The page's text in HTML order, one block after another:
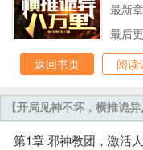
最新
最后
返回书页
阅读
【开局见神不坏，横推诡
第1章 邪神教团，激活